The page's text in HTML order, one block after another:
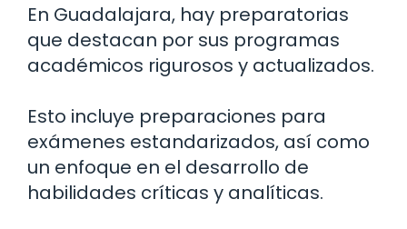
En Guadalajara, hay preparatorias
que destacan por sus programas
académicos rigurosos y actualizados.
Esto incluye preparaciones para
exámenes estandarizados, así como
un enfoque en el desarrollo de
habilidades críticas y analíticas.